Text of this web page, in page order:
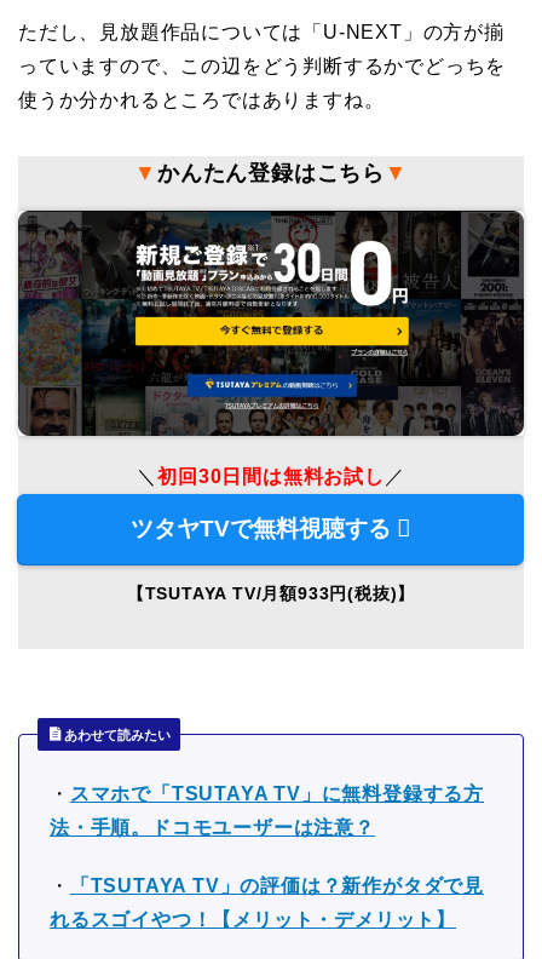
ただし、見放題作品については「U-NEXT」の方が揃
っていますので、この辺をどう判断するかでどっちを
使うか分かれるところではありますね。
▼ かんたん登録はこちら ▼
＼初回30日間は無料お試し ／
ツタヤTVで無料視聴する
【TSUTAYA TV/月額933円(税抜)】
あわせて読みたい
・ スマホで「TSUTAYA TV」に無料登録する方
法・手順。ドコモユーザーは注意？
・
「TSUTAYA TV」の評価は？新作がタダで見
れるスゴイやつ！【メリット・デメリット】